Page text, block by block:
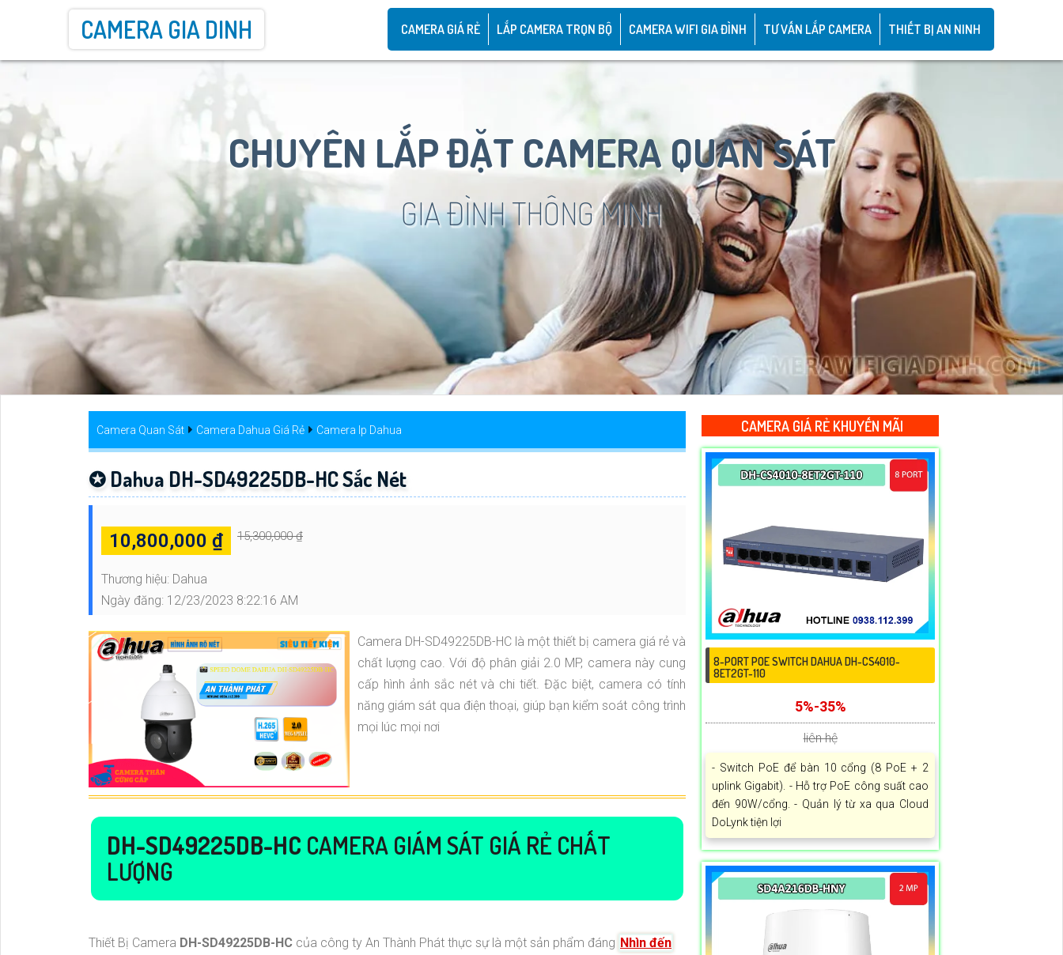
CAMERA GIA DINH CAMERA GIÁ RẺ LẮP CAMERA TRỌN BỘ CAMERA WIFI GIA ĐÌNH TƯ VẤN LẮP CAMERA THIẾT BỊ AN NINH
CHUYÊN LẮP ĐẶT CAMERA QUAN SÁT
GIA ĐÌNH THÔNG MINH
Camera Quan Sát Camera Dahua Giá Rẻ Camera Ip Dahua
✪ Dahua DH-SD49225DB-HC Sắc Nét
10,800,000 ₫ 15,300,000 ₫
Thương hiệu: Dahua
Ngày đăng: 12/23/2023 8:22:16 AM
Camera DH-SD49225DB-HC là một thiết bị camera giá rẻ và
chất lượng cao. Với độ phân giải 2.0 MP, camera này cung
cấp hình ảnh sắc nét và chi tiết. Đặc biệt, camera có tính
năng giám sát qua điện thoại, giúp bạn kiểm soát công trình
mọi lúc mọi nơi
DH-SD49225DB-HC CAMERA GIÁM SÁT GIÁ RẺ CHẤT
LƯỢNG
Thiết Bị Camera DH-SD49225DB-HC của công ty An Thành Phát thực sự là một sản phẩm đáng Nhìn đến
CAMERA GIÁ RẺ KHUYẾN MÃI
8-PORT POE SWITCH DAHUA DH-CS4010-
8ET2GT-110
5%-35%
liên hệ
- Switch PoE để bàn 10 cổng (8 PoE + 2
uplink Gigabit). - Hỗ trợ PoE công suất cao
đến 90W/cổng. - Quản lý từ xa qua Cloud
DoLynk tiện lợi